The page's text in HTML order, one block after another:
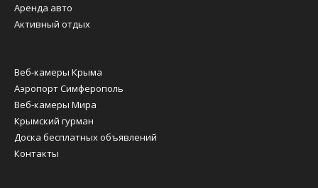
Аренда авто
Активный отдых
Веб-камеры Крыма
Аэропорт Симферополь
Веб-камеры Мира
Крымский гурман
Доска бесплатных объявлений
Контакты